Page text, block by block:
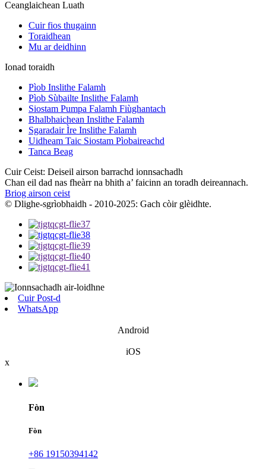
Ceanglaichean Luath
Cuir fios thugainn
Toraidhean
Mu ar deidhinn
Ionad toraidh
Pìob Inslithe Falamh
Pìob Sùbailte Inslithe Falamh
Siostam Pumpa Falamh Fiùghantach
Bhalbhaichean Inslithe Falamh
Sgaradair Ìre Inslithe Falamh
Uidheam Taic Siostam Pìobaireachd
Tanca Beag
Cuir Ceist: Deiseil airson barrachd ionnsachadh
Chan eil dad nas fheàrr na bhith a’ faicinn an toradh deireannach.
Briog airson ceist
© Dlighe-sgrìobhaidh - 2010-2025: Gach còir glèidhte.
Cuir Post-d
WhatsApp
Android
iOS
x
Fòn
Fòn
+86 19150394142